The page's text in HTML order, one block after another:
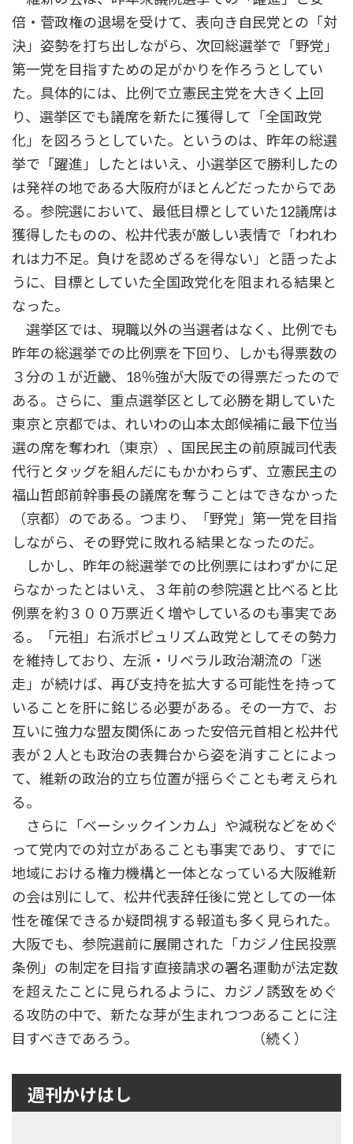
倍・菅政権の退場を受けて、表向き自民党との「対
決」姿勢を打ち出しながら、次回総選挙で「野党」
第一党を目指すための足がかりを作ろうとしてい
た。具体的には、比例で立憲民主党を大きく上回
り、選挙区でも議席を新たに獲得して「全国政党
化」を図ろうとしていた。というのは、昨年の総選
挙で「躍進」したとはいえ、小選挙区で勝利したの
は発祥の地である大阪府がほとんどだったからであ
る。参院選において、最低目標としていた12議席は
獲得したものの、松井代表が厳しい表情で「われわ
れは力不足。負けを認めざるを得ない」と語ったよ
うに、目標としていた全国政党化を阻まれる結果と
なった。
選挙区では、現職以外の当選者はなく、比例でも
昨年の総選挙での比例票を下回り、しかも得票数の
３分の１が近畿、18％強が大阪での得票だったので
ある。さらに、重点選挙区として必勝を期していた
東京と京都では、れいわの山本太郎候補に最下位当
選の席を奪われ（東京）、国民民主の前原誠司代表
代行とタッグを組んだにもかかわらず、立憲民主の
福山哲郎前幹事長の議席を奪うことはできなかった
（京都）のである。つまり、「野党」第一党を目指
しながら、その野党に敗れる結果となったのだ。
しかし、昨年の総選挙での比例票にはわずかに足
らなかったとはいえ、３年前の参院選と比べると比
例票を約３００万票近く増やしているのも事実であ
る。「元祖」右派ポピュリズム政党としてその勢力
を維持しており、左派・リベラル政治潮流の「迷
走」が続けば、再び支持を拡大する可能性を持って
いることを肝に銘じる必要がある。その一方で、お
互いに強力な盟友関係にあった安倍元首相と松井代
表が２人とも政治の表舞台から姿を消すことによっ
て、維新の政治的立ち位置が揺らぐことも考えられ
る。
さらに「ベーシックインカム」や減税などをめぐ
って党内での対立があることも事実であり、すでに
地域における権力機構と一体となっている大阪維新
の会は別にして、松井代表辞任後に党としての一体
性を確保できるか疑問視する報道も多く見られた。
大阪でも、参院選前に展開された「カジノ住民投票
条例」の制定を目指す直接請求の署名運動が法定数
を超えたことに見られるように、カジノ誘致をめぐ
る攻防の中で、新たな芽が生まれつつあることに注
目すべきであろう。 （続く）
週刊かけはし